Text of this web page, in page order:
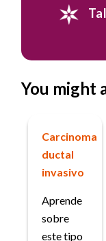
You might
Carcinoma
ductal
invasivo
Aprende
sobre
este tipo